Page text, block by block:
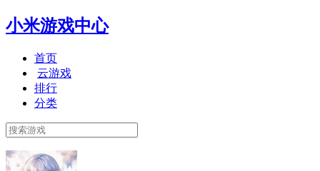
小米游戏中心
首页
云游戏
排行
分类